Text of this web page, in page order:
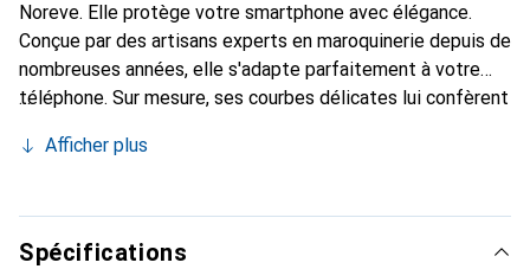
Noreve. Elle protège votre smartphone avec élégance.
Conçue par des artisans experts en maroquinerie depuis de
nombreuses années, elle s'adapte parfaitement à votre
téléphone. Sur mesure, ses courbes délicates lui confèrent
et indispensable de votre smartphone. Reconnaissable à
marque Noreve est un choix sûr pour une clientèle
exigeante.
Afficher plus
Spécifications